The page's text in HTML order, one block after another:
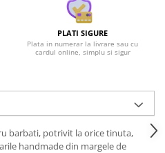
PLATI SIGURE
Plata in numerar la livrare sau cu
cardul online, simplu si sigur
barbati, potrivit la orice tinuta,
handmade din margele de